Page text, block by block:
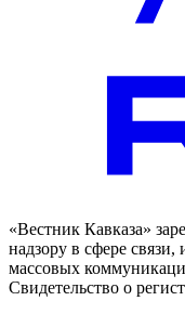
«Вестник Кавказа»
надзору в сфере
массовых
Свидетельство о